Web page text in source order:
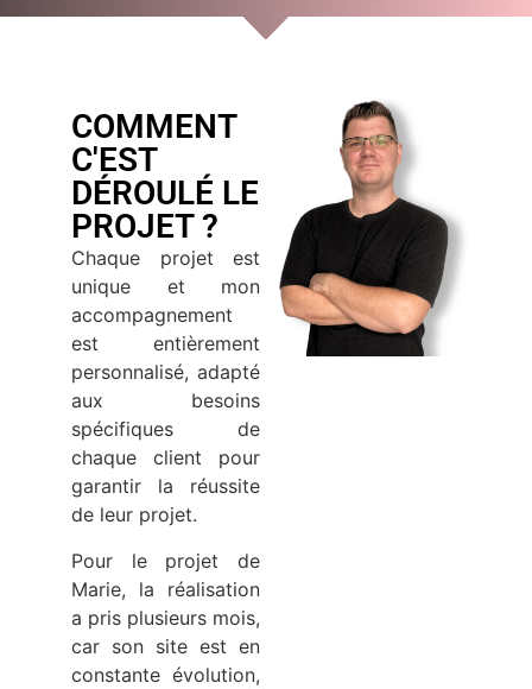
COMMENT
C'EST
DÉROULÉ LE
PROJET ?
Chaque projet est
unique et mon
accompagnement
est entièrement
personnalisé, adapté
aux besoins
spécifiques de
chaque client pour
garantir la réussite
de leur projet.
Pour le projet de
Marie, la réalisation
a pris plusieurs mois,
car son site est en
constante évolution,